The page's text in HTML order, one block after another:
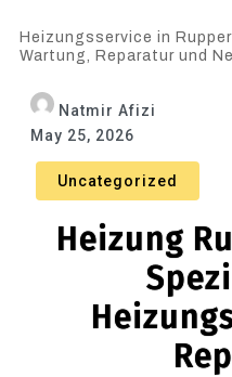
Heizungsservice in
Wartung, Reparatur und
Natmir Afizi
May 25, 2026
Uncategorized
Heizung